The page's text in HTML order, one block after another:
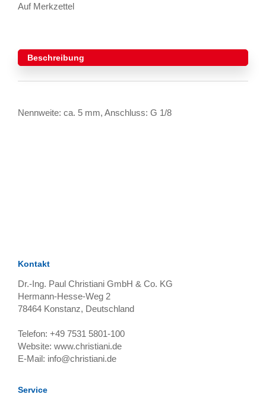
Auf Merkzettel
Beschreibung
Nennweite: ca. 5 mm, Anschluss: G 1/8
Kontakt
Dr.-Ing. Paul Christiani GmbH & Co. KG
Hermann-Hesse-Weg 2
78464 Konstanz, Deutschland
Telefon: +49 7531 5801-100
Website: www.christiani.de
E-Mail: info@christiani.de
Service